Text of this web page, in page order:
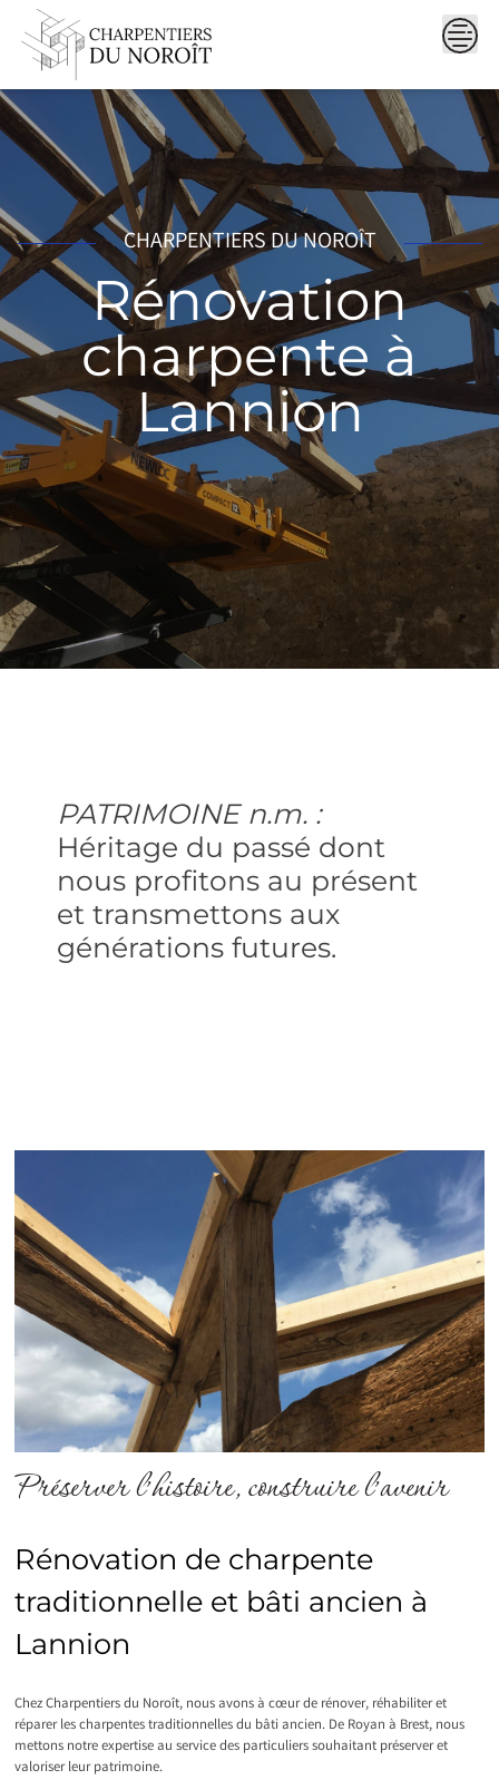
content
CHARPENTIERS DU NOROÎT
Rénovation
charpente à
Lannion
PATRIMOINE n.m. :
Héritage du passé dont
nous profitons au présent
et transmettons aux
générations futures.
Préserver l’histoire, construire l’avenir
Rénovation de charpente
traditionnelle et bâti ancien à
Lannion
Chez Charpentiers du Noroît, nous avons à cœur de rénover, réhabiliter et
réparer les charpentes traditionnelles du bâti ancien. De Royan à Brest, nous
mettons notre expertise au service des particuliers souhaitant préserver et
valoriser leur patrimoine.